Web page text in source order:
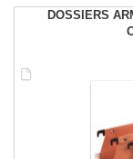
DOSSIERS